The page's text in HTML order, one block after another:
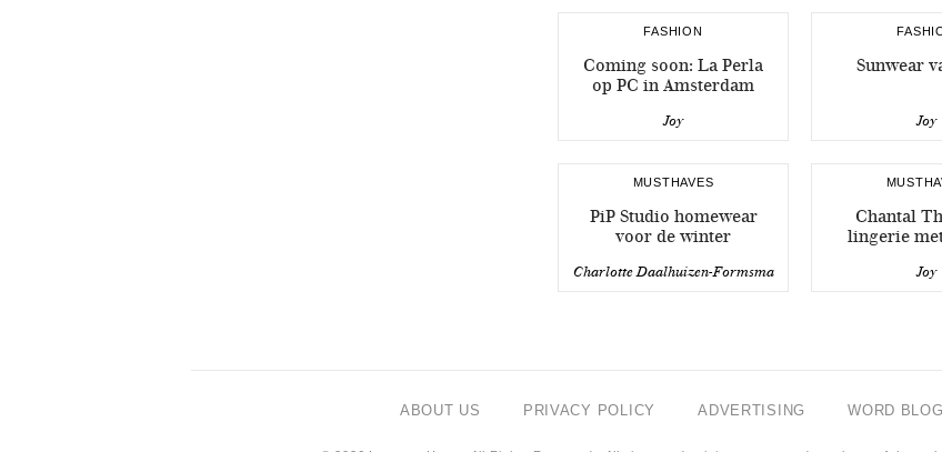
FASHION
Coming soon: La Perla
op PC in Amsterdam
Joy
Sunwear
Joy
MUSTHAVES
PiP Studio homewear
voor de winter
Charlotte Daalhuizen-Formsma
Chantal
lingerie
Joy
ABOUT US PRIVACY POLICY ADVERTISING WORD